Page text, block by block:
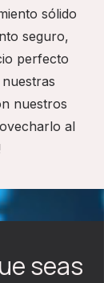
sólido
seguro,
perfecto
nuestros
al
seas